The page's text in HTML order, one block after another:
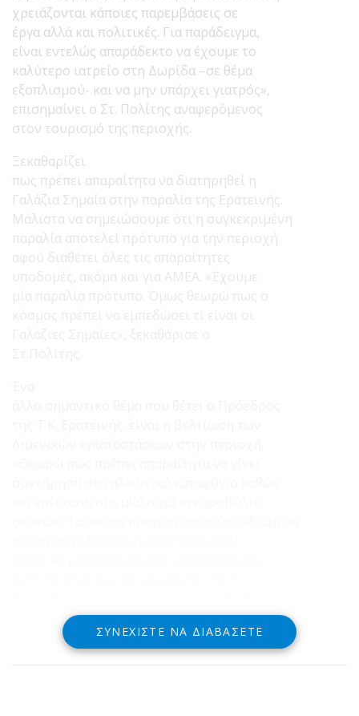
χρειάζονται κάποιες παρεμβάσεις σε
έργα αλλά και πολιτικές. Για παράδειγμα,
είναι εντελώς απαράδεκτο να έχουμε το
καλύτερο ιατρείο στη Δωρίδα –σε θέμα
εξοπλισμού- και να μην υπάρχει γιατρός»,
επισημαίνει ο Στ. Πολίτης αναφερόμενος
στον τουρισμό της περιοχής.
Ξεκαθαρίζει
πως πρέπει απαραίτητα να διατηρηθεί η
Γαλάζια Σημαία στην παραλία της Ερατεινής.
Μάλιστα να σημειώσουμε ότι η συγκεκριμένη
παραλία αποτελεί πρότυπο για την περιοχή
αφού διαθέτει όλες τις απαραίτητες
υποδομές, ακόμα και για ΑΜΕΑ. «Έχουμε
της Ερατεινής», ανέφερε.
ΣΥΝΕΧΊΣΤΕ ΝΑ ΔΙΑΒΆΣΕΤΕ